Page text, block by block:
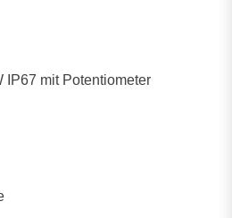
IP67 mit Potentiometer